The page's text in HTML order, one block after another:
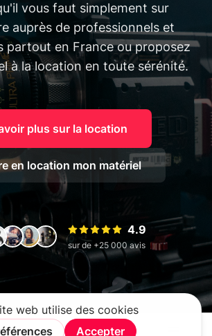
vous faut simplement sur
auprès de professionnels et
partout en France ou proposez
à la location en toute sérénité.
plus sur la location
en location mon matériel
4.9
sur de +25 000 avis